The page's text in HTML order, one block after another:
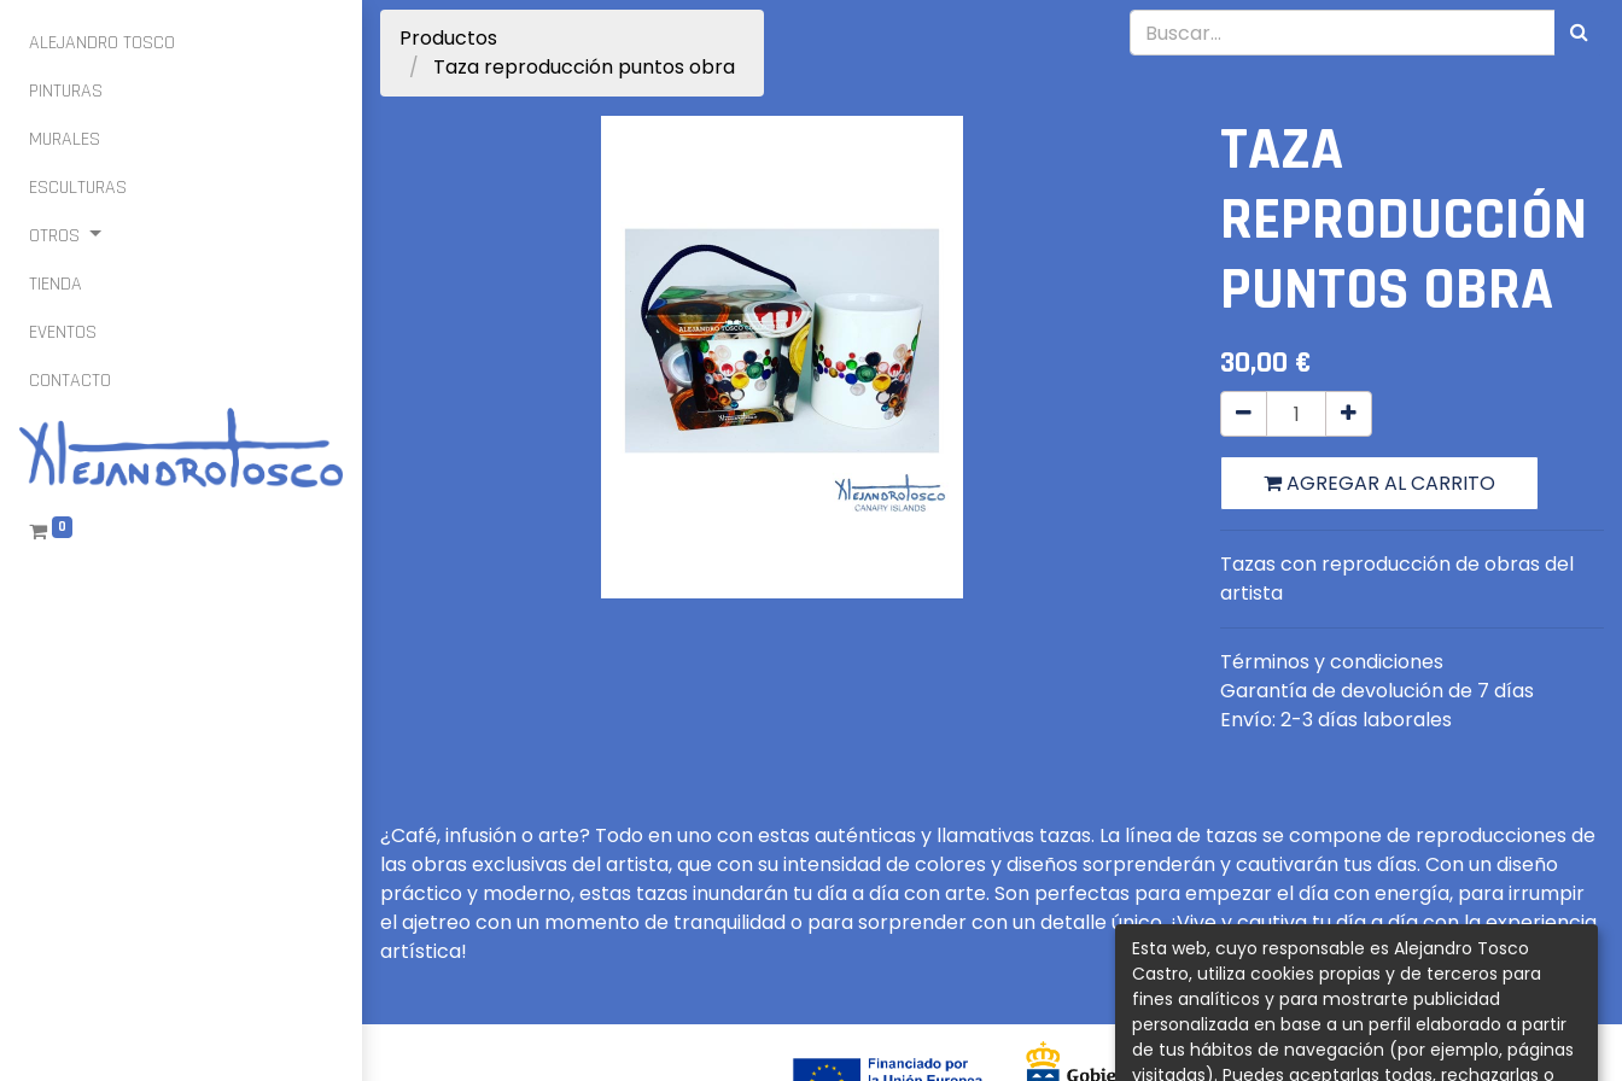
ALEJANDRO TOSCO
PINTURAS
MURALES
ESCULTURAS
OTROS
TIENDA
EVENTOS
CONTACTO
0
Productos
Taza reproducción puntos obra
TAZA
REPRODUCCIÓN
PUNTOS OBRA
30,00 €
AGREGAR AL CARRITO
Tazas con reproducción de obras del
artista
Términos y condiciones
Garantía de devolución de 7 días
Envío: 2-3 días laborales
¿Café, infusión o arte? Todo en uno con estas auténticas y llamativas tazas. La línea de tazas se compone de reproducciones de
las obras exclusivas del artista, que con su intensidad de colores y diseños sorprenderán y cautivarán tus días. Con un diseño
práctico y moderno, estas tazas inundarán tu día a día con arte. Son perfectas para empezar el día con energía, para irrumpir
el ajetreo con un momento de tranquilidad o para sorprender con un detalle único. ¡Vive y cautiva tu día a día con la experiencia
artística!
Esta web, cuyo responsable es Alejandro Tosco
Castro, utiliza cookies propias y de terceros para
fines analíticos y para mostrarte publicidad
personalizada en base a un perfil elaborado a partir
de tus hábitos de navegación (por ejemplo, páginas
visitadas). Puedes aceptarlas todas, rechazarlas o